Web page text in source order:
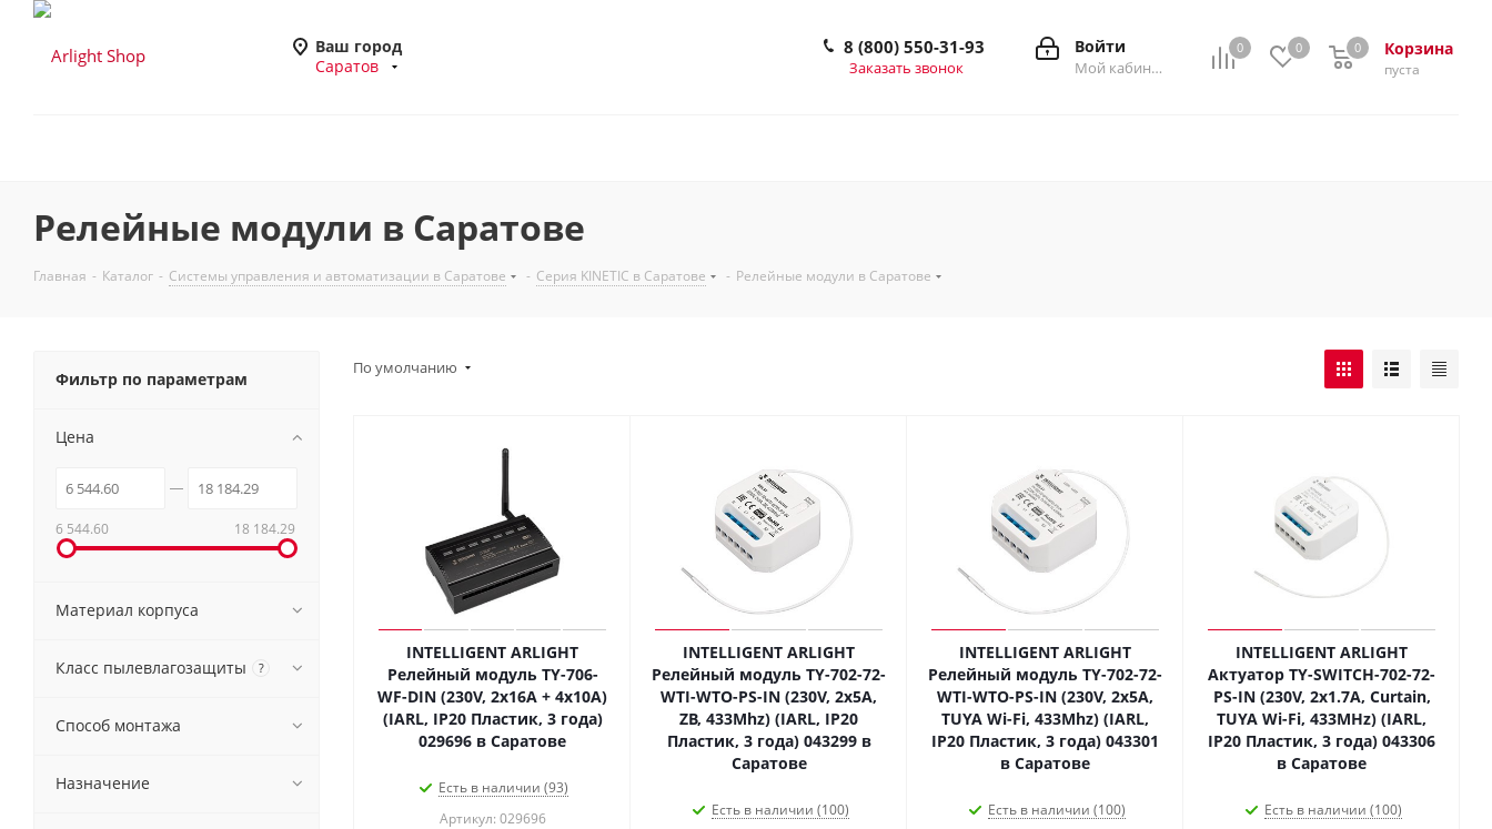
Ваш город
Саратов
0 0 Корзина
0
пуста
0
Войти
Мой кабинет
8 (800) 550-31-93
Заказать звонок
Релейные модули в Саратове
Главная - Каталог - Системы управления и автоматизации в Саратове - Серия KINETIC в Саратове - Релейные модули в Саратове
По умолчанию
INTELLIGENT ARLIGHT
Релейный модуль TY-706-
WF-DIN (230V, 2х16A + 4х10А)
(IARL, IP20 Пластик, 3 года)
029696 в Саратове
Есть в наличии (93)
Артикул: 029696
INTELLIGENT ARLIGHT
Релейный модуль TY-702-72-
WTI-WTO-PS-IN (230V, 2x5A,
ZB, 433Mhz) (IARL, IP20
Пластик, 3 года) 043299 в
Саратове
Есть в наличии (100)
INTELLIGENT ARLIGHT
Релейный модуль TY-702-72-
WTI-WTO-PS-IN (230V, 2x5A,
TUYA Wi-Fi, 433Mhz) (IARL,
IP20 Пластик, 3 года) 043301
в Саратове
Есть в наличии (100)
INTELLIGENT ARLIGHT
Актуатор TY-SWITCH-702-72-
PS-IN (230V, 2x1.7A, Curtain,
TUYA Wi-Fi, 433MHz) (IARL,
IP20 Пластик, 3 года) 043306
в Саратове
Есть в наличии (100)
Фильтр по параметрам
Цена
6 544.60 18 184.29
Материал корпуса
Класс пылевлагозащиты ?
Способ монтажа
Назначение